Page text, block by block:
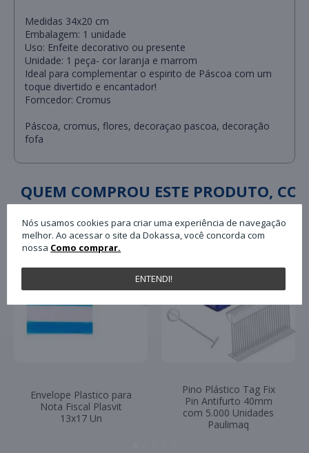
Medidas 34x20 cm
Embalagem: 1 unidade
Uso: Enfeite decorativo ou presente
Unidade: 1 peça- cor laranja e marrom
Ideal para complementar o espirito de Páscoa com um
toque divertido e encantador!
Forncedor: Cromus
Páscoa, cromus, flores, decoraçao pascoa, decoração
fofa
QUEM COMPROU ESTE PRODUTO,
Envelope Plastico para
Nota Fiscal Plasvit
13x17 Un
Pino Plástico Tag Fix
Pin Antifurto 40mm
com 5.000 Unidades
Paulimaq
Nós usamos cookies para criar uma experiência de navegação
melhor. Ao acessar o site da Dokassa, você concorda com
nossa Como comprar.
ENTENDI!